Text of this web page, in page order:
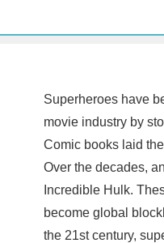
Superheroes have
movie industry by
Comic books laid
Over the decades,
Incredible Hulk.
become global
the 21st century,